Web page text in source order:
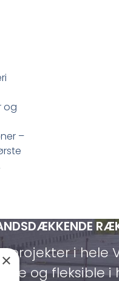
og
–
projekter i hele
og fleksible i
×